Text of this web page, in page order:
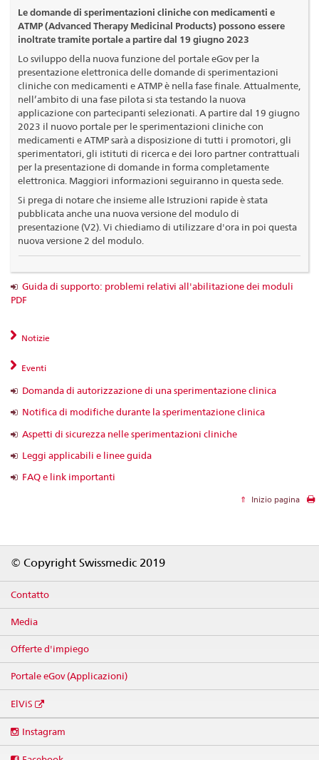
Le domande di sperimentazioni cliniche con medicamenti e
ATMP (Advanced Therapy Medicinal Products) possono essere
inoltrate tramite portale a partire dal 19 giugno 2023
Lo sviluppo della nuova funzione del portale eGov per la
presentazione elettronica delle domande di sperimentazioni
cliniche con medicamenti e ATMP è nella fase finale. Attualmente,
nell’ambito di una fase pilota si sta testando la nuova
applicazione con partecipanti selezionati. A partire dal 19 giugno
2023 il nuovo portale per le sperimentazioni cliniche con
medicamenti e ATMP sarà a disposizione di tutti i promotori, gli
sperimentatori, gli istituti di ricerca e dei loro partner contrattuali
per la presentazione di domande in forma completamente
elettronica. Maggiori informazioni seguiranno in questa sede.
Si prega di notare che insieme alle Istruzioni rapide è stata
pubblicata anche una nuova versione del modulo di
presentazione (V2). Vi chiediamo di utilizzare d'ora in poi questa
nuova versione 2 del modulo.
Guida di supporto: problemi relativi all'abilitazione dei moduli
PDF
Notizie
Eventi
Domanda di autorizzazione di una sperimentazione clinica
Notifica di modifiche durante la sperimentazione clinica
Aspetti di sicurezza nelle sperimentazioni cliniche
Leggi applicabili e linee guida
FAQ e link importanti
Inizio pagina
© Copyright Swissmedic 2019
Contatto
Media
Offerte d'impiego
Portale eGov (Applicazioni)
ElViS
media
Instagram